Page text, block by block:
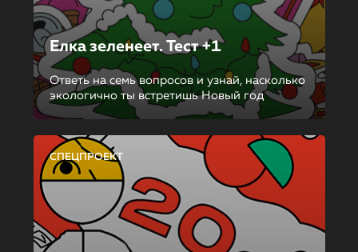
Елка зеленеет. Тест +1
Ответь на семь вопросов и узнай, насколько
экологично ты встретишь Новый год
СПЕЦПРОЕКТ